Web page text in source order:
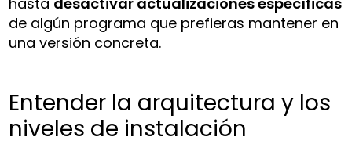
de algún programa que prefieras mantener en
una versión concreta.
Entender la arquitectura y los
niveles de instalación